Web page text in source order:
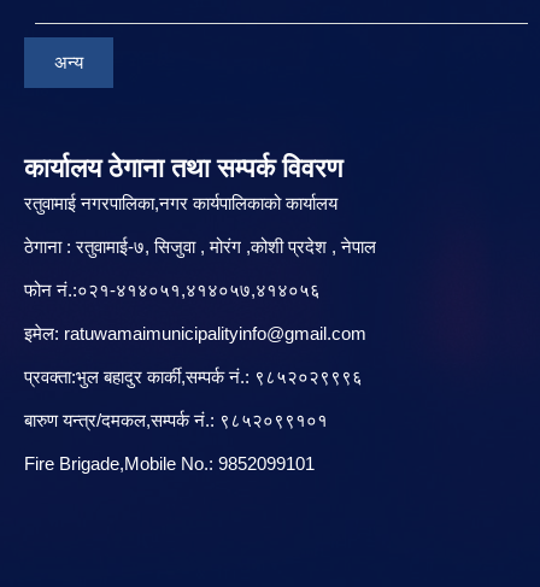
अन्य
कार्यालय ठेगाना तथा सम्पर्क विवरण
रतुवामाई नगरपालिका,नगर कार्यपालिकाको कार्यालय
ठेगाना : रतुवामाई-७, सिजुवा , मोरंग ,कोशी प्रदेश , नेपाल
फोन नं.:०२१-४१४०५१,४१४०५७,४१४०५६
इमेल: ratuwamaimunicipalityinfo@gmail.com
प्रवक्ता:भुल बहादुर कार्की,सम्पर्क नं.: ९८५२०२९९९६
बारु‌ण यन्त्र/दमकल,सम्पर्क नं.: ९८५२०९९१०१
Fire Brigade,Mobile No.: 9852099101